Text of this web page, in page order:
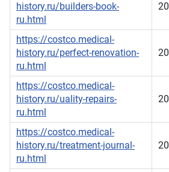
history.ru/builders-book-
ru.html
https://costco.medical-
history.ru/perfect-renovation-
ru.html
https://costco.medical-
history.ru/uality-repairs-
ru.html
https://costco.medical-
history.ru/treatment-journal-
ru.html